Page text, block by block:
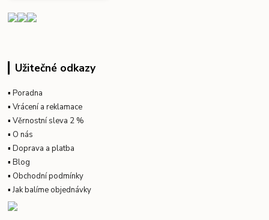
Užitečné odkazy
▪Poradna
▪Vrácení a reklamace
▪Věrnostní sleva 2 %
▪ O nás
▪Doprava a platba
▪Blog
▪ Obchodní podmínky
▪Jak balíme objednávky